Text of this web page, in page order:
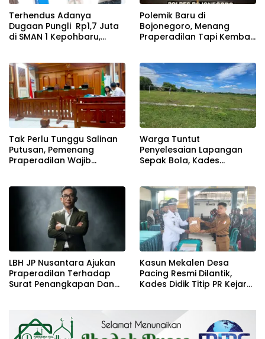
Terhendus Adanya
Dugaan Pungli Rp1,7 Juta
di SMAN 1 Kepohbaru,
Konfirmasi
Polemik Baru di
Bojonegoro, Menang
Praperadilan Tapi Kembali
Tak Perlu Tunggu Salinan
Putusan, Pemenang
Praperadilan Wajib
Warga Tuntut
Penyelesaian Lapangan
Sepak Bola, Kades
Mekanisme
LBH JP Nusantara Ajukan
Praperadilan Terhadap
Surat Penangkapan Dan
Kasun Mekalen Desa
Pacing Resmi Dilantik,
Kades Didik Titip PR Kejar